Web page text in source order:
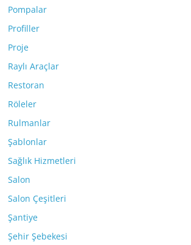
Pompalar
Profiller
Proje
Raylı Araçlar
Restoran
Röleler
Rulmanlar
Şablonlar
Sağlık Hizmetleri
Salon
Salon Çeşitleri
Şantiye
Şehir Şebekesi